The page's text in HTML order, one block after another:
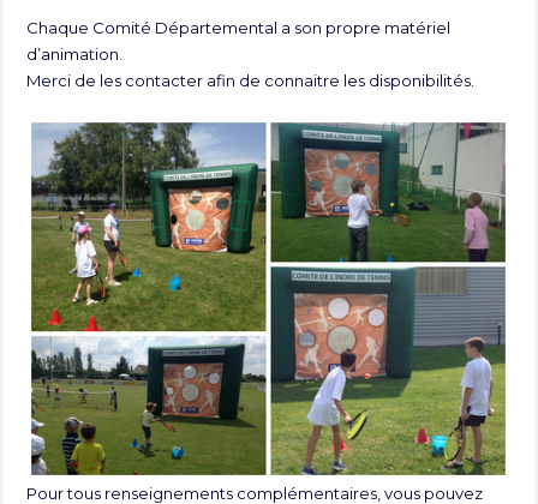
Chaque Comité Départemental a son propre matériel
d’animation.
Merci de les contacter afin de connaitre les disponibilités.
Pour tous renseignements complémentaires, vous pouvez